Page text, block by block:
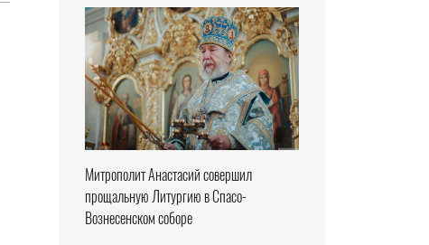
Митрополит Анастасий совершил
прощальную Литургию в Спасо-
Вознесенском соборе